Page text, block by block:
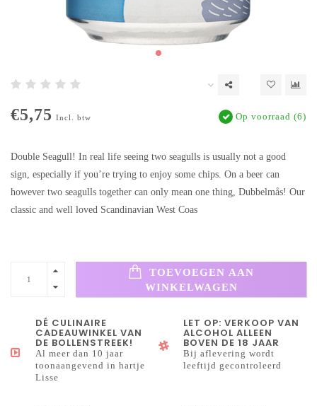
€5,75 Incl. btw Op voorraad (6)
Double Seagull! In real life seeing two seagulls is usually not a good
sign, especially if you’re trying to enjoy some chips. On a beer can
however two seagulls together can only mean one thing, Dubbelmås! Our
classic and well loved Scandinavian West Coas
TOEVOEGEN AAN
WINKELWAGEN
DÉ CULINAIRE
CADEAUWINKEL VAN
DE BOLLENSTREEK!
Al meer dan 10 jaar
toonaangevend in hartje
Lisse
LET OP: VERKOOP VAN
ALCOHOL ALLEEN
BOVEN DE 18 JAAR
Bij aflevering wordt
leeftijd gecontroleerd